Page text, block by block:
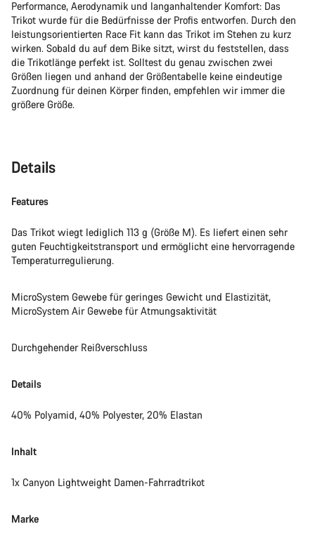
Performance, Aerodynamik und langanhaltender Komfort: Das
Trikot wurde für die Bedürfnisse der Profis entworfen. Durch den
leistungsorientierten Race Fit kann das Trikot im Stehen zu kurz
wirken. Sobald du auf dem Bike sitzt, wirst du feststellen, dass
die Trikotlänge perfekt ist. Solltest du genau zwischen zwei
Größen liegen und anhand der Größentabelle keine eindeutige
Zuordnung für deinen Körper finden, empfehlen wir immer die
größere Größe.
Details
Features
Das Trikot wiegt lediglich 113 g (Größe M). Es liefert einen sehr
guten Feuchtigkeitstransport und ermöglicht eine hervorragende
Temperaturregulierung.
MicroSystem Gewebe für geringes Gewicht und Elastizität,
MicroSystem Air Gewebe für Atmungsaktivität
Durchgehender Reißverschluss
Details
40% Polyamid, 40% Polyester, 20% Elastan
Inhalt
1x Canyon Lightweight Damen-Fahrradtrikot
Marke